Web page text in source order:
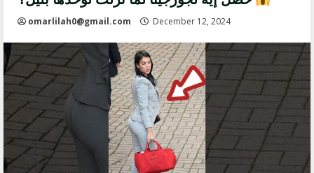
omarlilah0@gmail.com December 12, 2024